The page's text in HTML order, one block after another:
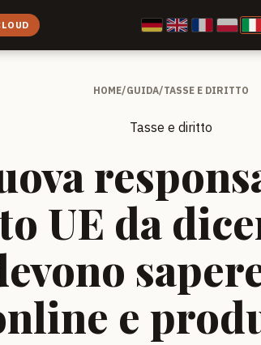
HOME/GUIDA/TASSE E DIRITTO
Tasse e diritto
UE da
e